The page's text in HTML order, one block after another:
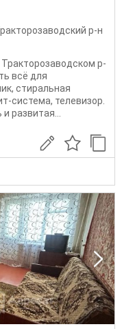
р-н
р-
всё для
стиральная
система, телевизор.
развитая...